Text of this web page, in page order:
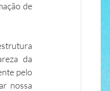
de
da
pelo
nossa